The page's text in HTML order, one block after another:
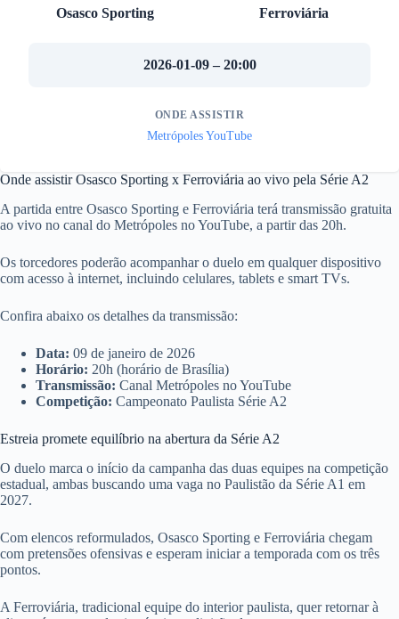
Osasco Sporting
Ferroviária
2026-01-09 – 20:00
ONDE ASSISTIR
Metrópoles YouTube
Onde assistir Osasco Sporting x Ferroviária ao vivo pela Série A2
A partida entre Osasco Sporting e Ferroviária terá transmissão gratuita
ao vivo no canal do Metrópoles no YouTube, a partir das 20h.
Os torcedores poderão acompanhar o duelo em qualquer dispositivo
com acesso à internet, incluindo celulares, tablets e smart TVs.
Confira abaixo os detalhes da transmissão:
Data: 09 de janeiro de 2026
Horário: 20h (horário de Brasília)
Transmissão: Canal Metrópoles no YouTube
Competição: Campeonato Paulista Série A2
Estreia promete equilíbrio na abertura da Série A2
O duelo marca o início da campanha das duas equipes na competição
estadual, ambas buscando uma vaga no Paulistão da Série A1 em
2027.
Com elencos reformulados, Osasco Sporting e Ferroviária chegam
com pretensões ofensivas e esperam iniciar a temporada com os três
pontos.
A Ferroviária, tradicional equipe do interior paulista, quer retornar à